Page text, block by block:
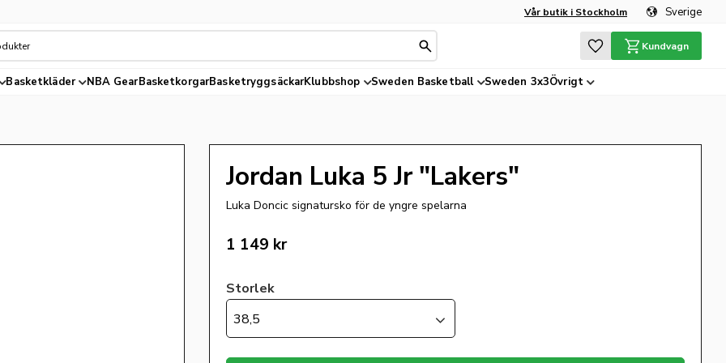
Vår butik i Stockholm Sverige
Favoriter
Kundvagn
Basketkläder NBA GearBasketkorgarBasketryggsäckarKlubbshop Sweden Basketball Sweden 3x3Övrigt
Jordan Luka 5 Jr "Lakers"
Luka Doncic signatursko för de yngre spelarna
1 149 kr
Storlek
38,5